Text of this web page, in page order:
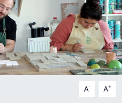
A- A+